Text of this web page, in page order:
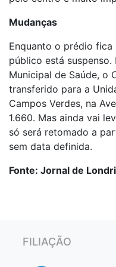
Mudanças
Enquanto o prédio
público está
Municipal de Saúde, o
transferido para a
Campos Verdes, na
1.660. Mas ainda vai
só será retomado a
sem data definida.
Fonte: Jornal de
FILIAÇÃO